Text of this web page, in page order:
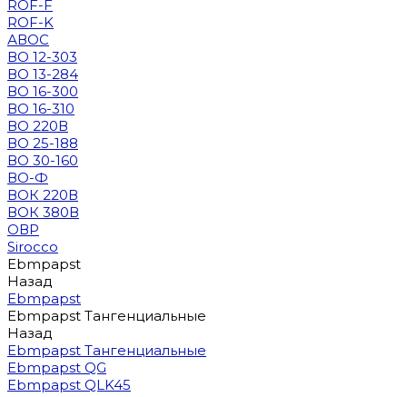
ROF-F
ROF-K
АВОС
ВО 12-303
ВО 13-284
ВО 16-300
ВО 16-310
ВО 220В
ВО 25-188
ВО 30-160
ВО-Ф
ВОК 220В
ВОК 380В
ОВР
Sirocco
Ebmpapst
Назад
Ebmpapst
Ebmpapst Тангенциальные
Назад
Ebmpapst Тангенциальные
Ebmpapst QG
Ebmpapst QLK45